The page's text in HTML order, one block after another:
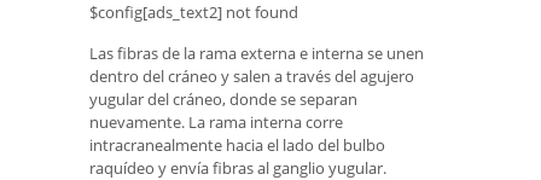
$config[ads_text2] not found
Las fibras de la rama externa e interna se unen
dentro del cráneo y salen a través del agujero
yugular del cráneo, donde se separan
nuevamente. La rama interna corre
intracranealmente hacia el lado del bulbo
raquídeo y envía fibras al ganglio yugular.